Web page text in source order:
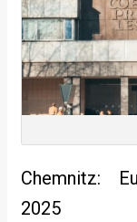
Chemnitz:
2025